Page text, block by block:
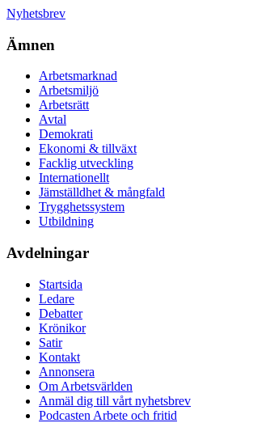
Nyhetsbrev
Ämnen
Arbetsmarknad
Arbetsmiljö
Arbetsrätt
Avtal
Demokrati
Ekonomi & tillväxt
Facklig utveckling
Internationellt
Jämställdhet & mångfald
Trygghetssystem
Utbildning
Avdelningar
Startsida
Ledare
Debatter
Krönikor
Satir
Kontakt
Annonsera
Om Arbetsvärlden
Anmäl dig till vårt nyhetsbrev
Podcasten Arbete och fritid